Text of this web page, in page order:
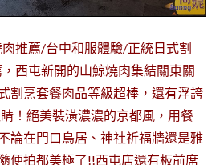
推薦/台中和服體驗/正統日式割
西屯新開的山鯨燒肉集結關東關
割烹套餐肉品等級超棒，還有浮誇
！絕美裝潢濃濃的京都風，用餐
論在門口鳥居、神社祈福牆還是雅
便拍都美極了!!西屯店還有板前席